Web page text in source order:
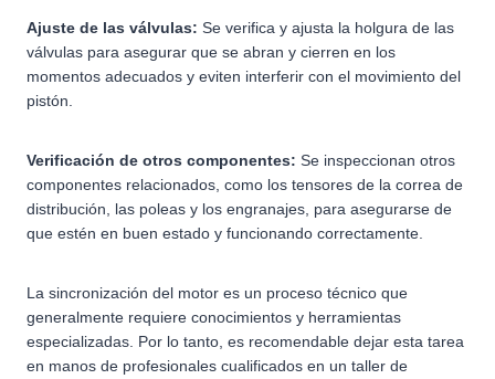
Ajuste de las válvulas: Se verifica y ajusta la holgura de las
válvulas para asegurar que se abran y cierren en los
momentos adecuados y eviten interferir con el movimiento del
pistón.
Verificación de otros componentes: Se inspeccionan otros
componentes relacionados, como los tensores de la correa de
distribución, las poleas y los engranajes, para asegurarse de
que estén en buen estado y funcionando correctamente.
La sincronización del motor es un proceso técnico que
generalmente requiere conocimientos y herramientas
especializadas. Por lo tanto, es recomendable dejar esta tarea
en manos de profesionales cualificados en un taller de